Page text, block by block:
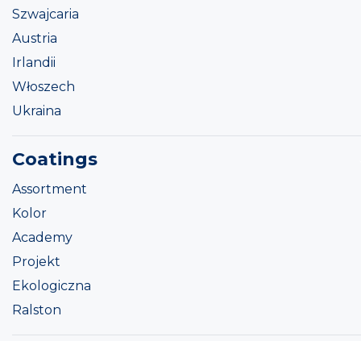
Szwajcaria
Austria
Irlandii
Włoszech
Ukraina
Coatings
Assortment
Kolor
Academy
Projekt
Ekologiczna
Ralston